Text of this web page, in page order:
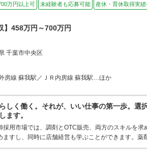
万円以上可 未経験者も応募可能 産休・育休取得実績
】458万円～700万円
千葉市中央区
房線 蘇我駅／ＪＲ内房線 蘇我駅…ほか
しく働く。それが、いい仕事の第一歩。
ます。
採用市場では、調剤とOTC販売、両方のスキルを
ますし、同時に店舗経営も学ぶことができます。